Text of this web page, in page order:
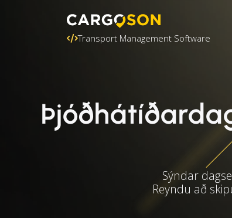
Transport Management Software
Sýndar
Reyndu að